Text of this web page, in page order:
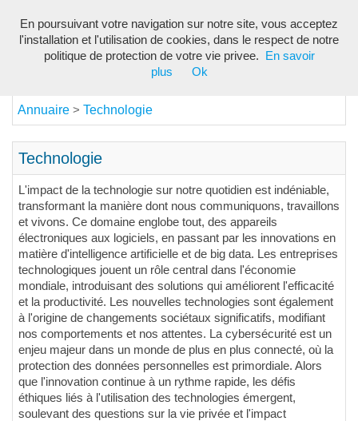
Annuaire > Technologie
Technologie
L'impact de la technologie sur notre quotidien est indéniable,
transformant la manière dont nous communiquons, travaillons
et vivons. Ce domaine englobe tout, des appareils
électroniques aux logiciels, en passant par les innovations en
matière d'intelligence artificielle et de big data. Les entreprises
technologiques jouent un rôle central dans l'économie
mondiale, introduisant des solutions qui améliorent l'efficacité
et la productivité. Les nouvelles technologies sont également
à l'origine de changements sociétaux significatifs, modifiant
nos comportements et nos attentes. La cybersécurité est un
enjeu majeur dans un monde de plus en plus connecté, où la
protection des données personnelles est primordiale. Alors
que l'innovation continue à un rythme rapide, les défis
éthiques liés à l'utilisation des technologies émergent,
soulevant des questions sur la vie privée et l'impact
En poursuivant votre navigation sur notre site, vous acceptez
l'installation et l'utilisation de cookies, dans le respect de notre
politique de protection de votre vie privee.
En savoir
plus
Ok